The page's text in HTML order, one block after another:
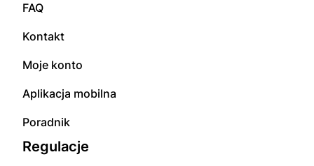
FAQ
Kontakt
Moje konto
Aplikacja mobilna
Poradnik
Regulacje